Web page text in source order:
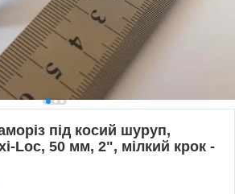
під косий шуруп,
Loc, 50 мм, 2", мілкий крок -